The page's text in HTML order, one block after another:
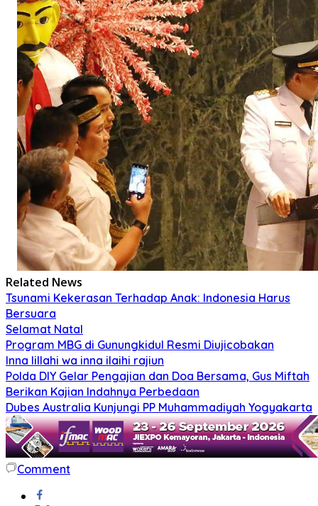
Related News
Tsunami Kekerasan Terhadap Anak: Indonesia Harus
Bersuara
Selamat Natal
Program MBG di Gunungkidul Resmi Diujicobakan
Inna lillahi wa inna ilaihi rajiun
Polda DIY Gelar Pengajian dan Doa Bersama, Gus Miftah
Berikan Kajian Indahnya Perbedaan
Dubes Australia Kunjungi PP Muhammadiyah Yogyakarta
Comment